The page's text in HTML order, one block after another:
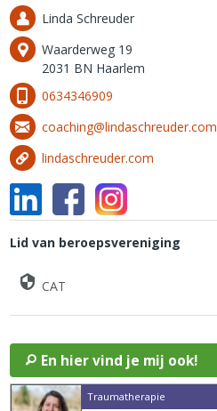
Linda Schreuder
Waarderweg 19
2031 BN Haarlem
0634346909
coaching@lindaschreuder.com
lindaschreuder.com
Lid van beroepsvereniging
CAT
En hier vind je mij ook!
Traumatherapie